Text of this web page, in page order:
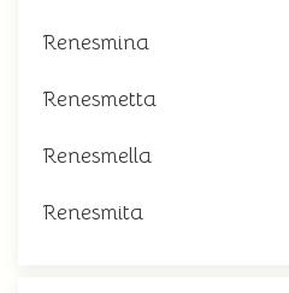
Renesmina
Renesmetta
Renesmella
Renesmita